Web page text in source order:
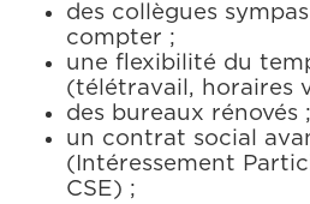
des collègues
compter ;
une flexibilité du
(télétravail, horaires
des bureaux rénovés ;
un contrat social
(Intéressement
CSE) ;